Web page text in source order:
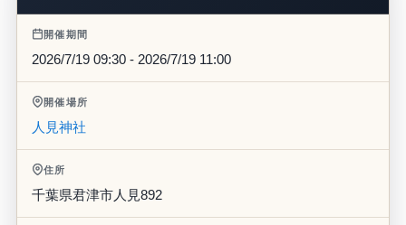
開催期間
2026/7/19 09:30 - 2026/7/19 11:00
開催場所
人見神社
住所
千葉県君津市人見892